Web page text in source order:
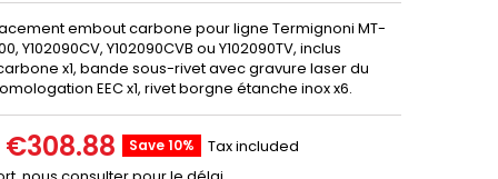
embout carbone pour ligne Termignoni MT-
Y102090CV, Y102090CVB ou Y102090TV, inclus
x1, bande sous-rivet avec gravure laser du
EEC x1, rivet borgne étanche inox x6.
€308.88 Save 10%
Tax included